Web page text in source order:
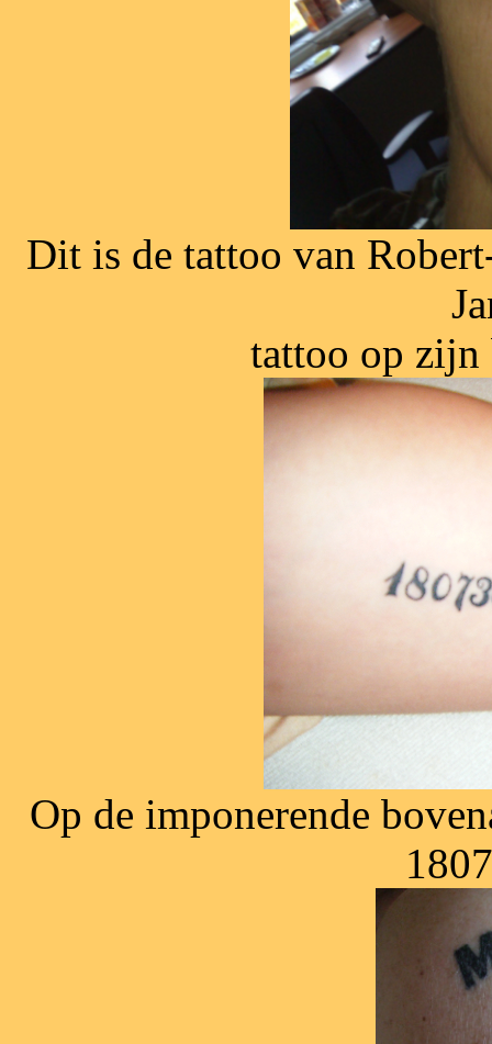
Dit is de tattoo van
tattoo op zijn
Op de imponerende